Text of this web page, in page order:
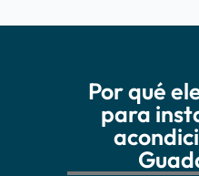
Por qué
para